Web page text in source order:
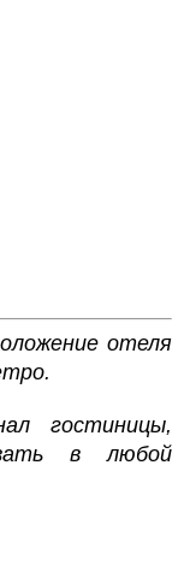
отеля
гостиницы,
в любой